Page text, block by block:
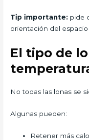
Tip importante: pide
orientación del espacio
El tipo de
No todas las lonas se
Algunas pueden:
Retener más